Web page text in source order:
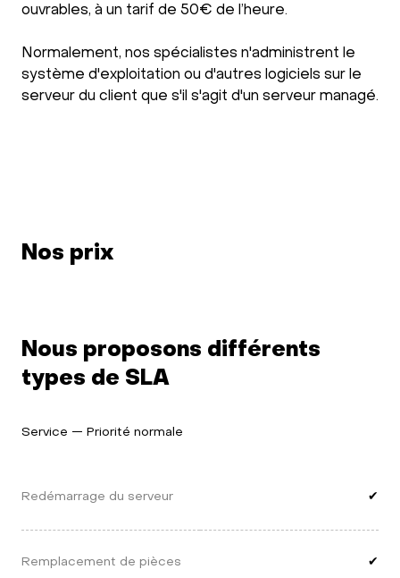
ouvrables, à un tarif de 50€ de l’heure.
Normalement, nos spécialistes n'administrent le
système d'exploitation ou d'autres logiciels sur le
serveur du client que s'il s'agit d'un serveur managé.
Nos prix
Nous proposons différents
types de SLA
Service — Priorité normale
Redémarrage du serveur ✔
Remplacement de pièces ✔